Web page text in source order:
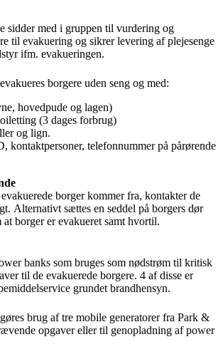
sidder med i gruppen til vurdering og
til evakuering og sikrer levering af plejesenge
ifm. evakueringen.
borgere uden seng og med:
hovedpude og lagen)
(3 dages forbrug)
og lign.
kontaktpersoner, telefonnummer på pårørende
borger kommer fra, kontakter de
Alternativt sættes en seddel på borgers dør
borger er evakueret samt hvortil.
banks som bruges som nødstrøm til kritisk
til de evakuerede borgere. 4 af disse er
grundet brandhensyn.
brug af tre mobile generatorer fra Park &
opgaver eller til genopladning af power